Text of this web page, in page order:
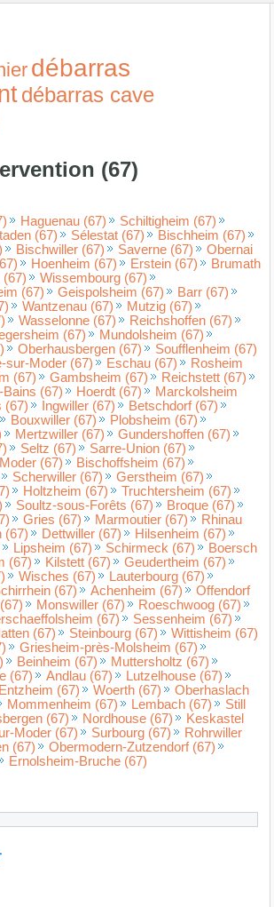
débarras
débarras cave
(67)
Haguenau (67)
Schiltigheim (67)
(67)
Sélestat (67)
Bischheim (67)
Bischwiller (67) Saverne (67)
Obernai
Hoenheim (67) Erstein (67)
Brumath
(67)
Wissembourg (67)
(67)
Geispolsheim (67)
Barr (67)
Wantzenau (67)
Mutzig (67)
Wasselonne (67)
Reichshoffen (67)
(67)
Mundolsheim (67)
Oberhausbergen (67)
Soufflenheim (67)
sur-Moder (67)
Eschau (67)
Rosheim
(67) Gambsheim (67)
Reichstett (67)
Bains (67)
Hoerdt (67)
Marckolsheim
(67) Ingwiller (67)
Betschdorf (67)
Bouxwiller (67)
Plobsheim (67)
Mertzwiller (67)
Gundershoffen (67)
Seltz (67)
Sarre-Union (67)
(67)
Bischoffsheim (67)
Scherwiller (67)
Gerstheim (67)
Holtzheim (67)
Truchtersheim (67)
Soultz-sous-Forêts (67)
Broque (67)
Gries (67) Marmoutier (67)
Rhinau
(67) Dettwiller (67)
Hilsenheim (67)
Lipsheim (67) Schirmeck (67)
Boersch
(67) Kilstett (67)
Geudertheim (67)
Wisches (67)
Lauterbourg (67)
(67) Achenheim (67)
Offendorf
Monswiller (67)
Roeschwoog (67)
(67)
Sessenheim (67)
(67) Steinbourg (67)
Wittisheim (67)
Griesheim-près-Molsheim (67)
Beinheim (67)
Muttersholtz (67)
(67)
Andlau (67)
Lutzelhouse (67)
Entzheim (67) Woerth (67)
Oberhaslach
Mommenheim (67) Lembach (67)
Still
(67) Nordhouse (67)
Keskastel
Moder (67) Surbourg (67)
Rohrwiller
(67)
Obermodern-Zutzendorf (67)
Ernolsheim-Bruche (67)